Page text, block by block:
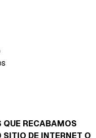
QUE RECABAMOS
DE INTERNET O